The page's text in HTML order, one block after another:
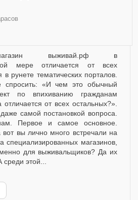
мере отличается от всех
рунете тематических порталов.
спросить: «И чем это обычный
по впихиванию гражданам
от всех остальных?».
самой постановкой вопроса.
Первое и самое основное.
вы лично много встречали на
специализированных магазинов,
для выживальщиков? Да их
этой...